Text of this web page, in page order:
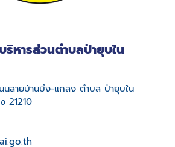
ริหารส่วนตำบลป่ายุบใน
สายบ้านบึง-แกลง ตำบล ป่ายุบใน
21210